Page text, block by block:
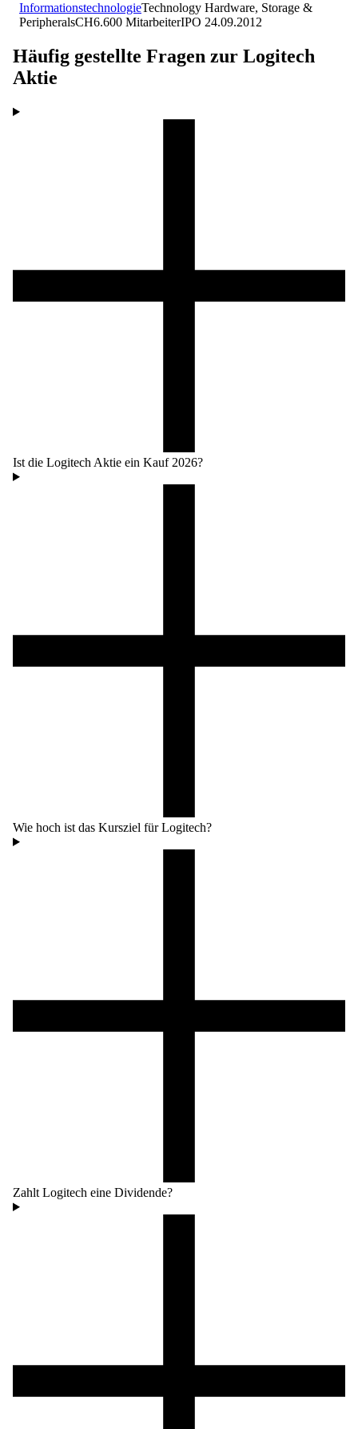
InformationstechnologieTechnology Hardware, Storage &
PeripheralsCH6.600 MitarbeiterIPO 24.09.2012
Häufig gestellte Fragen zur Logitech
Aktie
Ist die Logitech Aktie ein Kauf 2026?
Wie hoch ist das Kursziel für Logitech?
Zahlt Logitech eine Dividende?